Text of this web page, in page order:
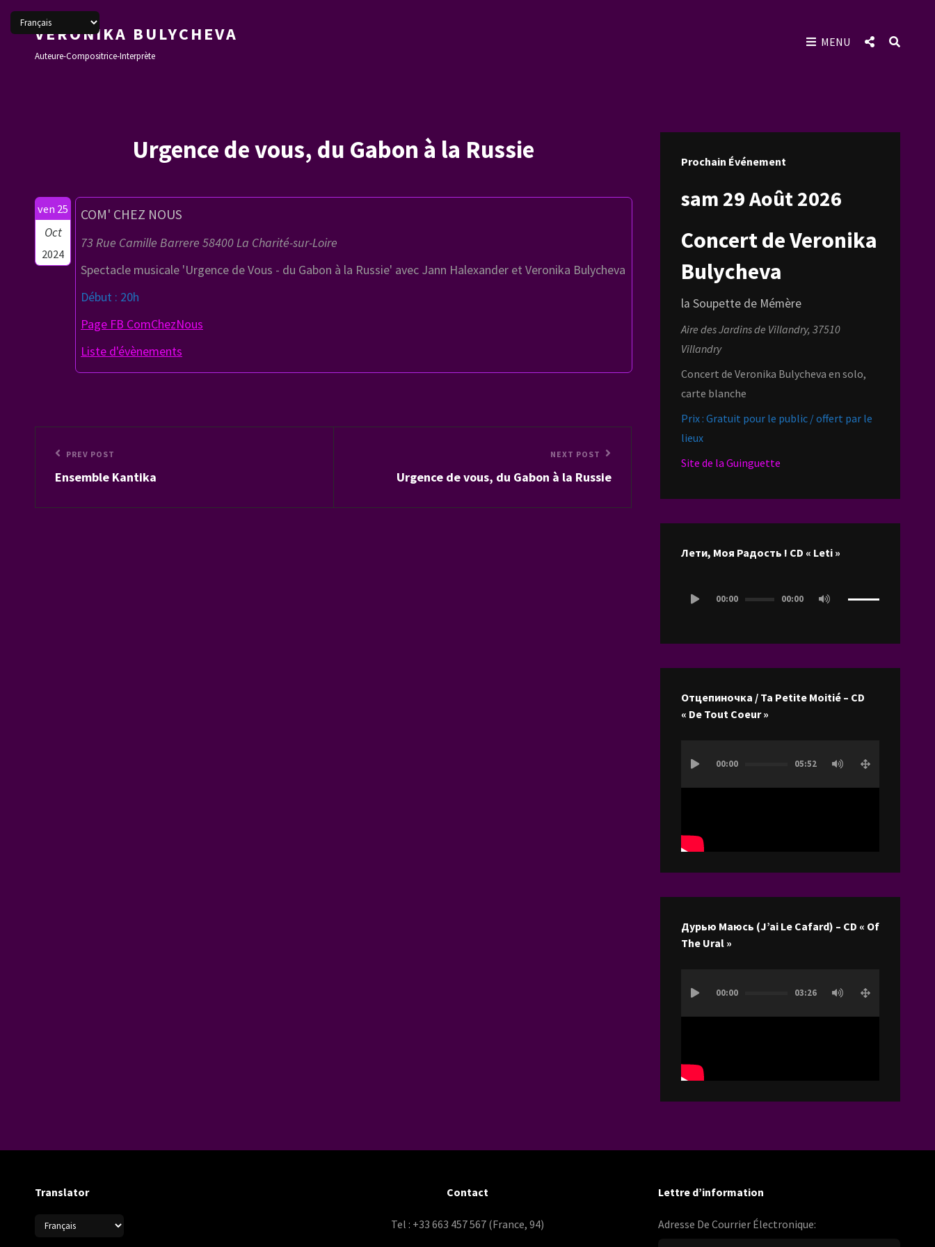
VERONIKA BULYCHEVA
Auteure-Compositrice-Interprète
MENU
SOCIAL
Urgence de vous, du Gabon à la Russie
ven 25
Oct
2024
COM' CHEZ NOUS
73 Rue Camille Barrere 58400 La Charité-sur-Loire
Spectacle musicale 'Urgence de Vous - du Gabon à la Russie' avec Jann Halexander et Veronika Bulycheva
Début : 20h
Page FB ComChezNous
Liste d'évènements
Navigation
de
l’article
Previous
Post
PREV POST
Ensemble Kantika
NEXT POST
Urgence de vous, du Gabon à la Russie
Prochain Événement
sam 29 Août 2026
Concert de Veronika
Bulycheva
la Soupette de Mémère
Aire des Jardins de Villandry, 37510
Villandry
Concert de Veronika Bulycheva en solo,
carte blanche
Prix : Gratuit pour le public / offert par le
lieux
Site de la Guinguette
Лети, Моя Радость ! CD « Leti »
audio
00:00 00:00
flèches
haut/bas
augmenter
Отцепиночка / Ta Petite Moitié – CD
« De Tout Coeur »
vidéo
00:00 05:52
Дурью Маюсь (J’ai Le Cafard) – CD « Of
The Ural »
vidéo
00:00 03:26
Translator Contact
Tel : +33 663 457 567 (France, 94)
Lettre d’information
Adresse De Courrier Électronique: